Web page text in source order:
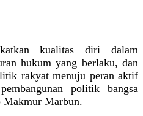
kualitas diri dalam
hukum yang berlaku, dan
rakyat menuju peran aktif
politik bangsa
Makmur Marbun.